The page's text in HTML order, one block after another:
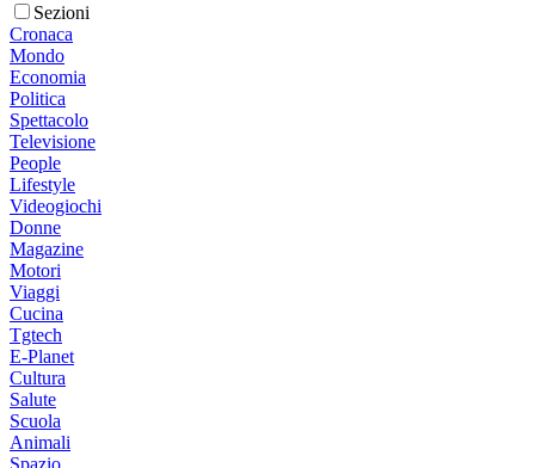
Sezioni
Cronaca
Mondo
Economia
Politica
Spettacolo
Televisione
People
Lifestyle
Videogiochi
Donne
Magazine
Motori
Viaggi
Cucina
Tgtech
E-Planet
Cultura
Salute
Scuola
Animali
Spazio